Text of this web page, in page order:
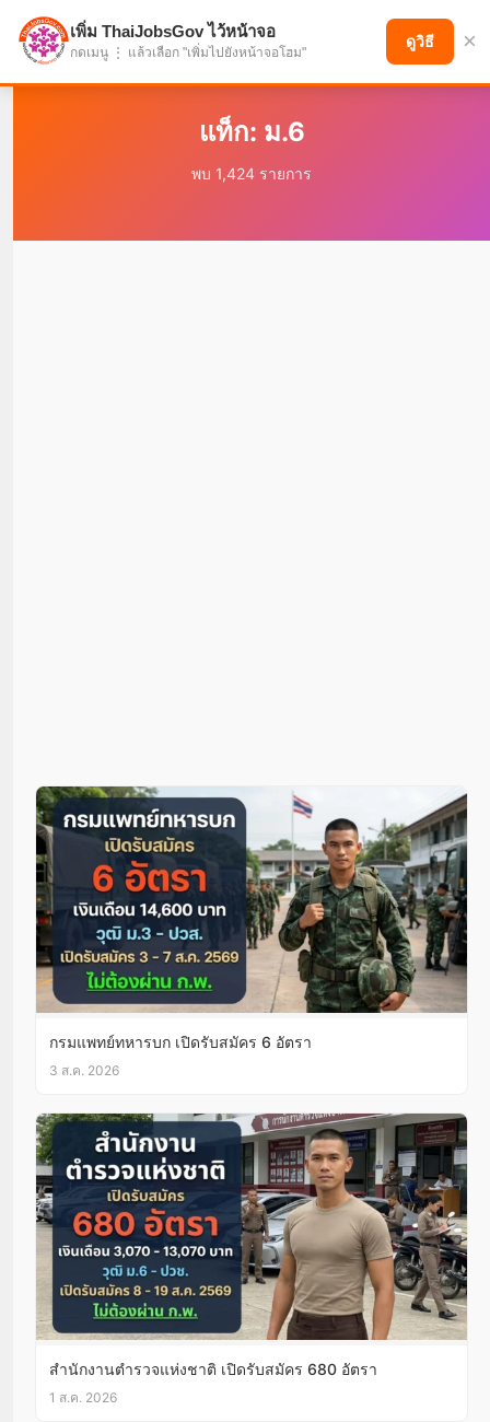
แบ่งปันโอกาส เพื่ออนาคตที่ก้าวหน้า
แท็ก: ม.6
พบ 1,424 รายการ
กรมแพทย์ทหารบก เปิดรับสมัคร 6 อัตรา
3 ส.ค. 2026
สำนักงานตำรวจแห่งชาติ เปิดรับสมัคร 680 อัตรา
1 ส.ค. 2026
เพิ่ม ThaiJobsGov ไว้หน้าจอ
กดเมนู ⋮ แล้วเลือก "เพิ่มไปยังหน้าจอโฮม"
ดูวิธี ×